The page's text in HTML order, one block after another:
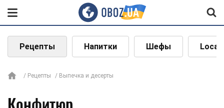
Рецепты Напитки Шефы Local
Рецепты Выпечка и десерты